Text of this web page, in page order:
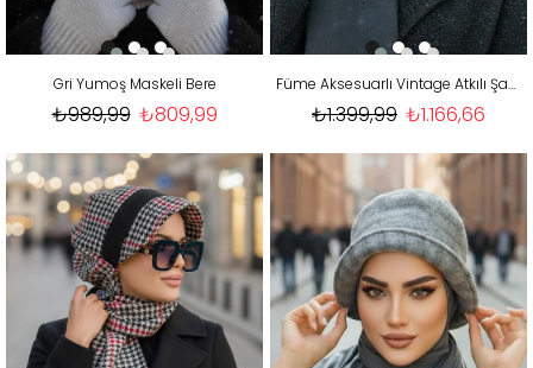
Gri Yumoş Maskeli Bere
₺809,99
₺989,99
Füme Aksesuarlı Vintage Atkılı Şapka
₺1.166,66
₺1.399,99